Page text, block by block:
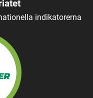
indikatorerna